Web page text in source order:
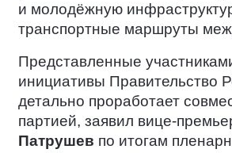
и молодёжную
транспортные маршруты
Представленные
инициативы Правительство
детально проработает
партией, заявил вице-
Патрушев по итогам